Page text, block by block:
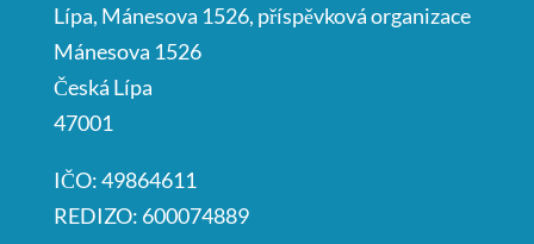
Lípa, Mánesova 1526, příspěvková organizace
Mánesova 1526
Česká Lípa
47001
IČO: 49864611
REDIZO: 600074889